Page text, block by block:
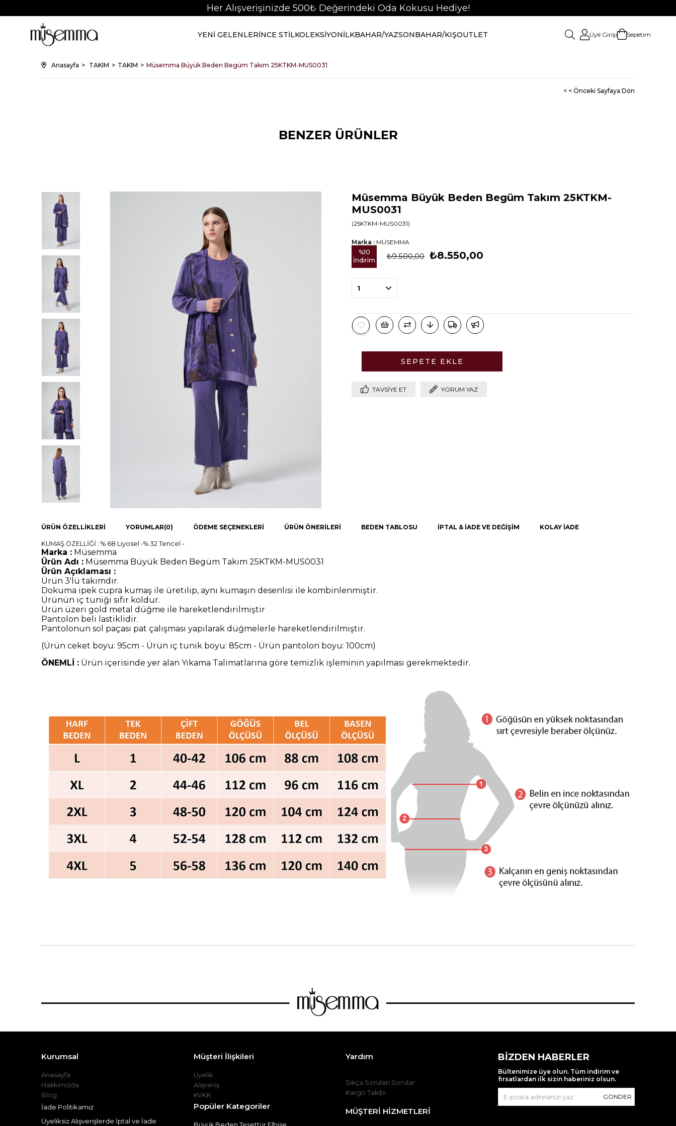
Her Alışverişinizde 500₺ Değerindeki Oda Kokusu Hediye!
YENİ GELENLERİNCE STİLKOLEKSİYONİLKBAHAR/YAZSONBAHAR/KIŞOUTLET Üye Girişi Sepetim
Anasayfa TAKIM TAKIM Müsemma Büyük Beden Begüm Takım 25KTKM-MUS0031
< < Önceki Sayfaya Dön
BENZER ÜRÜNLER
Müsemma Büyük Beden Begüm Takım 25KTKM-
MUS0031
(25KTKM-MUS0031)
Marka : MÜSEMMA
%10
İndirim
₺9.500,00 ₺8.550,00
TAVSIYE ET YORUM YAZ
ÜRÜN ÖZELLIKLERI YORUMLAR(0) ÖDEME SEÇENEKLERI ÜRÜN ÖNERILERI BEDEN TABLOSU İPTAL & İADE VE DEĞİŞİM KOLAY İADE
KUMAŞ ÖZELLİĞİ : % 68 Liyosel -% 32 Tencel -
Marka : Müsemma
Ürün Adı : Müsemma Büyük Beden Begüm Takım 25KTKM-MUS0031
Ürün Açıklaması :
Ürün 3'lü takımdır.
Dokuma ipek cupra kumaş ile üretilip, aynı kumaşın desenlisi ile kombinlenmiştir.
Ürünün iç tuniği sıfır koldur.
Ürün üzeri gold metal düğme ile hareketlendirilmiştir
Pantolon beli lastiklidir.
Pantolonun sol paçası pat çalışması yapılarak düğmelerle hareketlendirilmiştir.
(Ürün ceket boyu: 95cm - Ürün iç tunik boyu: 85cm - Ürün pantolon boyu: 100cm)
ÖNEMLİ : Ürün içerisinde yer alan Yıkama Talimatlarına göre temizlik işleminin yapılması gerekmektedir.
Kurumsal
Anasayfa
Hakkımızda
Blog
İade Politikamız
Üyeliksiz Alışverişlerde İptal ve İade
Müşteri İlişkileri
Üyelik
Alışveriş
KVKK
Popüler Kategoriler
Yardım
Sıkça Sorulan Sorular
Kargo Takibi
MÜŞTERİ HİZMETLERİ
BIZDEN HABERLER
Bültenimize üye olun. Tüm indirim ve
fırsatlardan ilk sizin haberiniz olsun.
GÖNDER